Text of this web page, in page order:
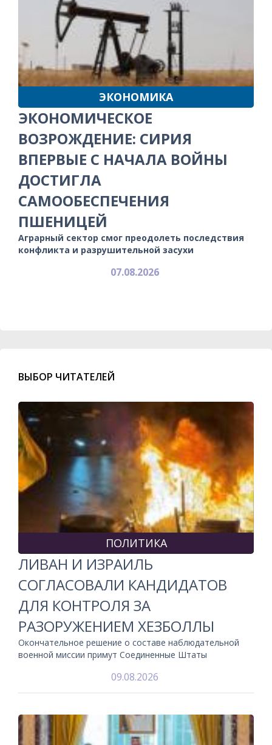
ЭКОНОМИКА
ЭКОНОМИЧЕСКОЕ
ВОЗРОЖДЕНИЕ: СИРИЯ
ВПЕРВЫЕ С НАЧАЛА ВОЙНЫ
ДОСТИГЛА
САМООБЕСПЕЧЕНИЯ
ПШЕНИЦЕЙ
Аграрный сектор смог преодолеть последствия
конфликта и разрушительной засухи
07.08.2026
ВЫБОР ЧИТАТЕЛЕЙ
ПОЛИТИКА
ЛИВАН И ИЗРАИЛЬ
СОГЛАСОВАЛИ КАНДИДАТОВ
ДЛЯ КОНТРОЛЯ ЗА
РАЗОРУЖЕНИЕМ ХЕЗБОЛЛЫ
Окончательное решение о составе наблюдательной
военной миссии примут Соединенные Штаты
09.08.2026